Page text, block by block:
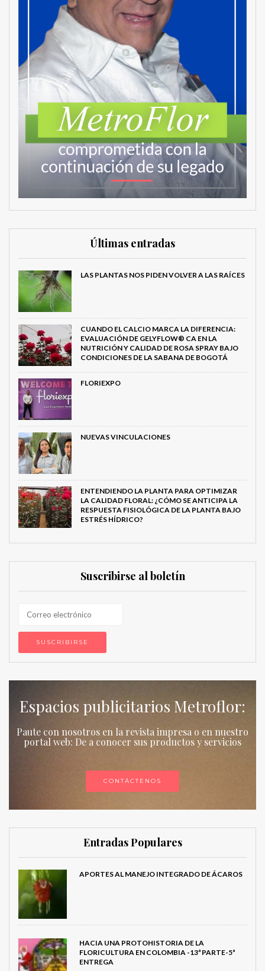
Últimas entradas
LAS PLANTAS NOS PIDEN VOLVER A LAS RAÍCES
CUANDO EL CALCIO MARCA LA DIFERENCIA:
EVALUACIÓN DE GELYFLOW® CA EN LA
NUTRICIÓN Y CALIDAD DE ROSA SPRAY BAJO
CONDICIONES DE LA SABANA DE BOGOTÁ
FLORIEXPO
NUEVAS VINCULACIONES
ENTENDIENDO LA PLANTA PARA OPTIMIZAR
LA CALIDAD FLORAL: ¿CÓMO SE ANTICIPA LA
RESPUESTA FISIOLÓGICA DE LA PLANTA BAJO
ESTRÉS HÍDRICO?
Suscribirse al boletín
Espacios publicitarios Metroflor:
Paute con nosotros en la revista impresa o en nuestro
portal web: De a conocer sus productos y servicios
CONTÁCTENOS
Entradas Populares
APORTES AL MANEJO INTEGRADO DE ÁCAROS
HACIA UNA PROTOHISTORIA DE LA
FLORICULTURA EN COLOMBIA -13ª PARTE-5ª
ENTREGA